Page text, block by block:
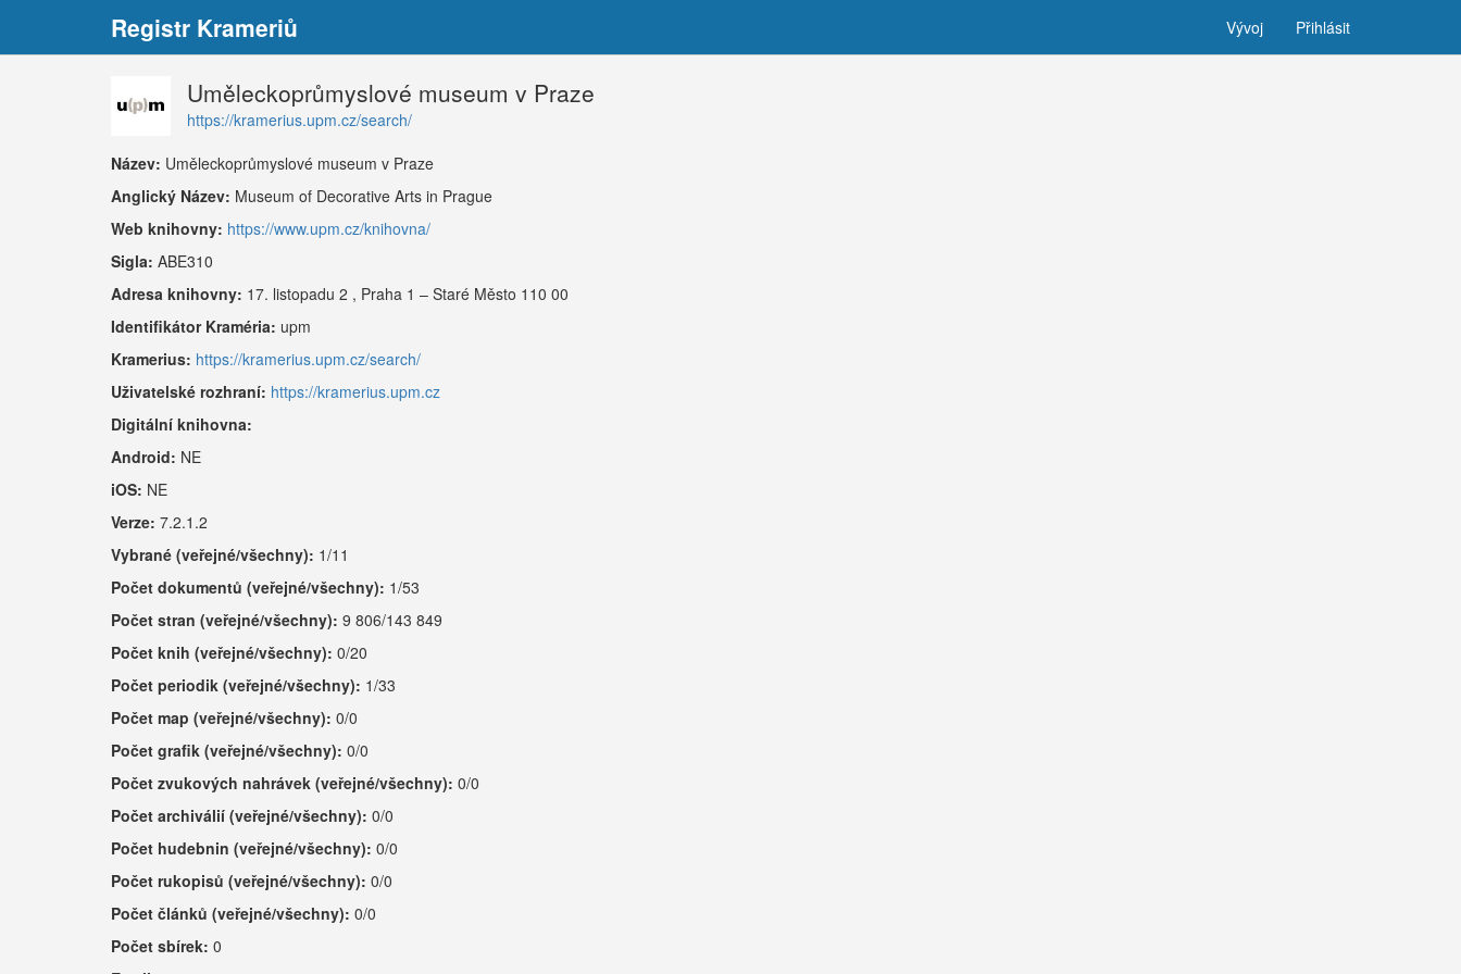
Registr Krameriů Vývoj Přihlásit
Uměleckoprůmyslové museum v Praze
https://kramerius.upm.cz/search/
Název: Uměleckoprůmyslové museum v Praze
Anglický Název: Museum of Decorative Arts in Prague
Web knihovny: https://www.upm.cz/knihovna/
Sigla: ABE310
Adresa knihovny: 17. listopadu 2 , Praha 1 – Staré Město 110 00
Identifikátor Kraméria: upm
Kramerius: https://kramerius.upm.cz/search/
Uživatelské rozhraní: https://kramerius.upm.cz
Digitální knihovna:
Android: NE
iOS: NE
Verze: 7.2.1.2
Vybrané (veřejné/všechny): 1/11
Počet dokumentů (veřejné/všechny): 1/53
Počet stran (veřejné/všechny): 9 806/143 849
Počet knih (veřejné/všechny): 0/20
Počet periodik (veřejné/všechny): 1/33
Počet map (veřejné/všechny): 0/0
Počet grafik (veřejné/všechny): 0/0
Počet zvukových nahrávek (veřejné/všechny): 0/0
Počet archiválií (veřejné/všechny): 0/0
Počet hudebnin (veřejné/všechny): 0/0
Počet rukopisů (veřejné/všechny): 0/0
Počet článků (veřejné/všechny): 0/0
Počet sbírek: 0